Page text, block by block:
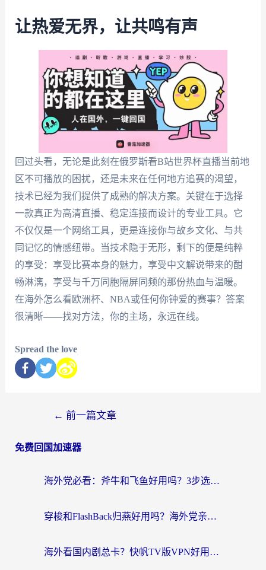
让热爱无界，让共鸣有声
回过头看，无论是此刻在俄罗斯看B站世界杯直播当前地
区不可播放的困扰，还是未来在任何地方追赛的渴望，
技术已经为我们提供了成熟的解决方案。关键在于选择
一款真正为高清直播、稳定连接而设计的专业工具。它
不仅仅是一个网络工具，更是连接你与故乡文化、与共
同记忆的情感纽带。当技术隐于无形，剩下的便是纯粹
的享受：享受比赛本身的魅力，享受中文解说带来的酣
畅淋漓，享受与千万同胞隔屏同频的那份热血与温暖。
在海外怎么看欧洲杯、NBA或任何你钟爱的赛事？答案
很清晰——找对方法，你的主场，永远在线。
Spread the love
← 前一篇文章
免费回国加速器
海外党必看：斧牛和飞鱼好用吗？3步选对回国加速器，无缝刷剧玩国服
穿梭和FlashBack归燕好用吗？海外党亲测3款热门回国加速器，教你选对不踩坑
海外看国内剧总卡？快帆TV版VPN好用吗？和快滚VPN对比哪个回国效果更好？